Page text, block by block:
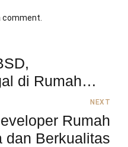
di Rumah
NEXT
Rumah
dan Berkualitas